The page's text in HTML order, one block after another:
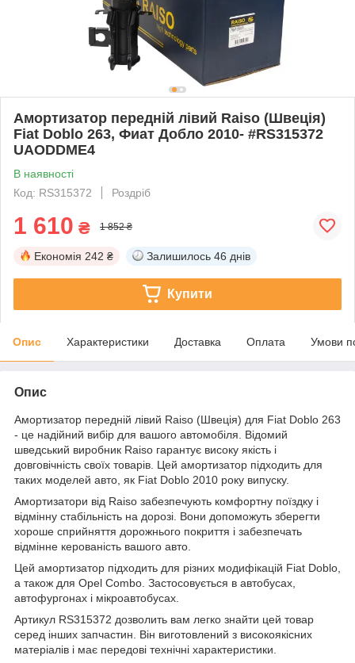
Амортизатор передній лівий Raiso (Швеція)
Fiat Doblo 263, Фиат Добло 2010- #RS315372
UAODDME4
В наявності
Код: RS315372
Роздріб
1 610 ₴ 1 852 ₴
Економія 242 ₴ Залишилось 46 днів
Купити
Опис Характеристики Доставка Оплата Умови
Опис
Амортизатор передній лівий Raiso (Швеція) для Fiat Doblo 263
- це надійний вибір для вашого автомобіля. Відомий
шведський виробник Raiso гарантує високу якість і
довговічність своїх товарів. Цей амортизатор підходить для
таких моделей авто, як Fiat Doblo 2010 року випуску.
Амортизатори від Raiso забезпечують комфортну поїздку і
відмінну стабільність на дорозі. Вони допоможуть зберегти
хороше сприйняття дорожнього покриття і забезпечать
відмінне керованість вашого авто.
Цей амортизатор підходить для різних модифікацій Fiat Doblo,
а також для Opel Combo. Застосовується в автобусах,
автофургонах і мікроавтобусах.
Артикул RS315372 дозволить вам легко знайти цей товар
серед інших запчастин. Він виготовлений з високоякісних
матеріалів і має передові технічні характеристики.